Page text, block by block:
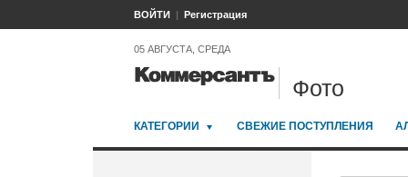
ВОЙТИ Регистрация
05 АВГУСТА, СРЕДА
Фото
КАТЕГОРИИ СВЕЖИЕ ПОСТУПЛЕНИЯ